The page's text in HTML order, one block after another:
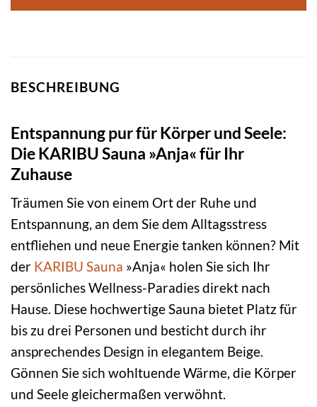
BESCHREIBUNG
Entspannung pur für Körper und Seele:
Die KARIBU Sauna »Anja« für Ihr
Zuhause
Träumen Sie von einem Ort der Ruhe und
Entspannung, an dem Sie dem Alltagsstress
entfliehen und neue Energie tanken können? Mit
der KARIBU Sauna »Anja« holen Sie sich Ihr
persönliches Wellness-Paradies direkt nach
Hause. Diese hochwertige Sauna bietet Platz für
bis zu drei Personen und besticht durch ihr
ansprechendes Design in elegantem Beige.
Gönnen Sie sich wohltuende Wärme, die Körper
und Seele gleichermaßen verwöhnt.